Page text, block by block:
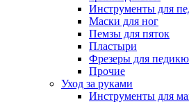
Инструменты для
Маски для ног
Пемзы для пяток
Пластыри
Фрезеры для
Прочие
Уход за руками
Инструменты для